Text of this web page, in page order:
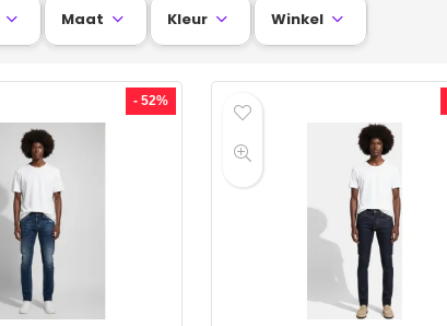
 Maat  Kleur  Winkel 
- 52%